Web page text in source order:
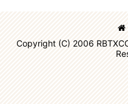
Copyright (C) 2006